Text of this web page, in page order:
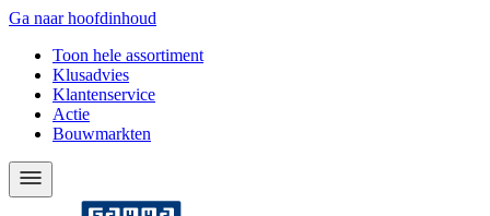
Ga naar hoofdinhoud
Toon hele assortiment
Klusadvies
Klantenservice
Actie
Bouwmarkten